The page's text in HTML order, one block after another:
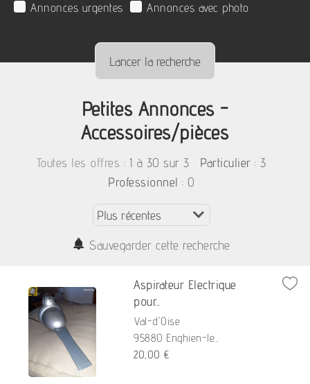
Annonces urgentes
Annonces avec photo
Petites Annonces -
Accessoires/pièces
Toutes les offres : 1 à 30 sur 3 Particulier : 3
Professionnel : 0
Sauvegarder cette recherche
Aspirateur Electrique
pour...
Val-d'Oise
95880 Enghien-le...
20,00 €